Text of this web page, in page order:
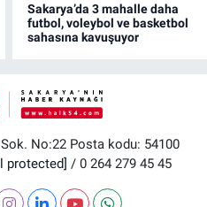
Sakarya’da 3 mahalle daha
futbol, voleybol ve basketbol
sahasına kavuşuyor
No:22 Posta kodu: 54100
protected] / 0 264 279 45 45